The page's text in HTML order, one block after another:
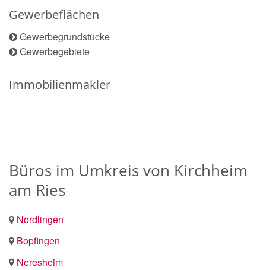
Gewerbeflächen
Gewerbegrundstücke
Gewerbegebiete
Immobilienmakler
Büros im Umkreis von Kirchheim
am Ries
Nördlingen
Bopfingen
Neresheim